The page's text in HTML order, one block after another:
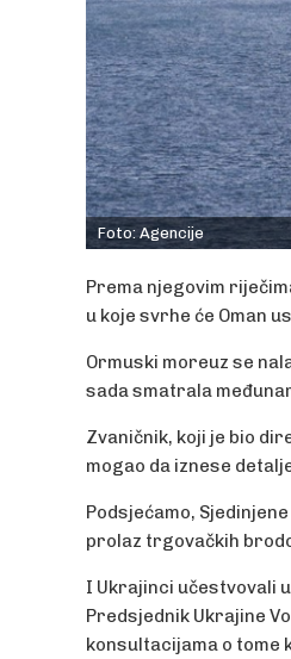
Foto: Agencije
Prema njegovim
u koje svrhe će Oman
Ormuski moreuz se
sada smatrala
Zvaničnik, koji je bio
mogao da iznese
Podsjećamo,
prolaz trgovačkih
I Ukrajinci učestvovali
Predsjednik Ukrajine
konsultacijama o tome